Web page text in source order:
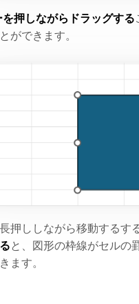
押しながらドラッグする
ができます。
押ししながら移動するす
と、図形の枠線がセルの
ます。